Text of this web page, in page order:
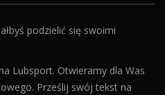
podzielić się swoimi
Lubsport. Otwieramy dla Was
Prześlij swój tekst na